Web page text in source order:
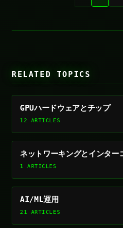
RELATED TOPICS
GPUハードウェアとチップ
12 ARTICLES
ネットワーキングとインター
1 ARTICLES
AI/ML運用
21 ARTICLES